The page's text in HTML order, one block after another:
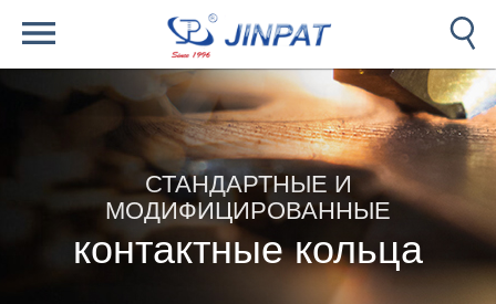
СТАНДАРТНЫЕ И
МОДИФИЦИРОВАННЫЕ
контактные кольца